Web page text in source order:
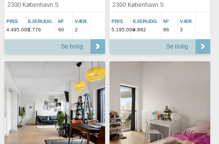
2300 København S
PRIS
4.495.000
EJERUDG.
2.776
M²
60
VÆR.
2
Se bolig
2300 København S
PRIS
5.195.000
EJERUDG.
4.882
M²
86
VÆR.
3
Se bolig